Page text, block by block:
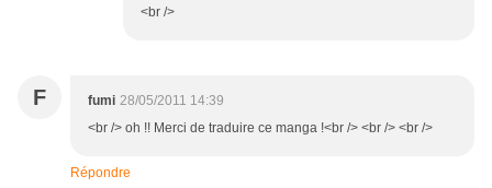
<br />
F fumi 28/05/2011 14:39
<br /> oh !! Merci de traduire ce manga !<br /> <br /> <br />
Répondre